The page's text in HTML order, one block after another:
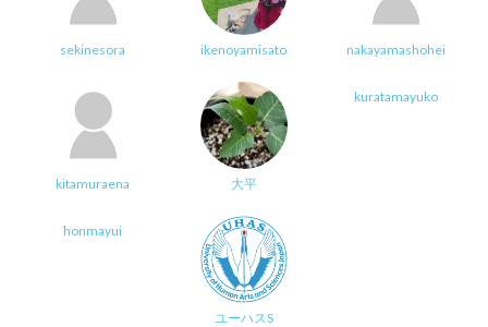
sekinesora ikenoyamisato nakayamashohei
kitamuraena 大平
kuratamayuko
honmayui
ユーハスS